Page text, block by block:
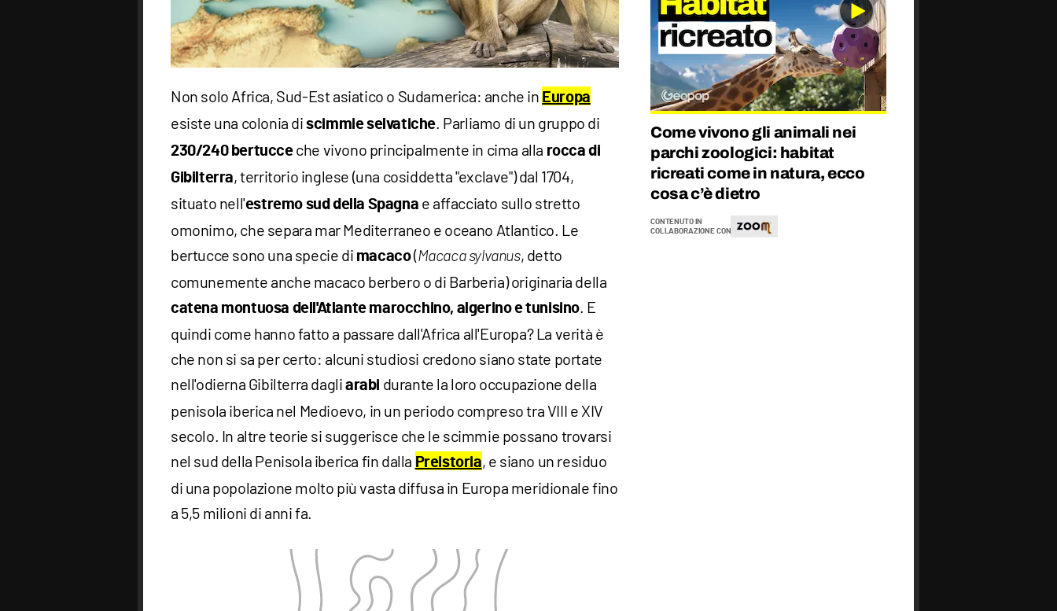
Non solo Africa, Sud-Est asiatico o Sudamerica: anche in Europa
esiste una colonia discimmie selvatiche . Parliamo di un gruppo di
230/240 bertucceche vivono principalmente in cima alla rocca di
Gibilterra, territorio inglese (una cosiddetta "exclave") dal 1704,
situato nell'estremo sud della Spagna e affacciato sullo stretto
omonimo, che separa mar Mediterraneo e oceano Atlantico. Le
bertucce sono una specie di macaco(Macaca sylvanus, detto
comunemente anche macaco berbero o di Barberia) originaria della
catena montuosa dell'Atlante marocchino, algerino e tunisino . E
quindi come hanno fatto a passare dall'Africa all'Europa? La verità è
che non si sa per certo: alcuni studiosi credono siano state portate
nell'odierna Gibilterra dagliarabi durante la loro occupazione della
penisola iberica nel Medioevo, in un periodo compreso tra VIII e XIV
secolo. In altre teorie si suggerisce che le scimmie possano trovarsi
nel sud della Penisola iberica fin dalla Preistoria, e siano un residuo
di una popolazione molto più vasta diffusa in Europa meridionale fino
a 5,5 milioni di anni fa.
Come vivono gli animali nei
parchi zoologici: habitat
ricreati come in natura, ecco
cosa c’è dietro
CONTENUTO IN
COLLABORAZIONE CON